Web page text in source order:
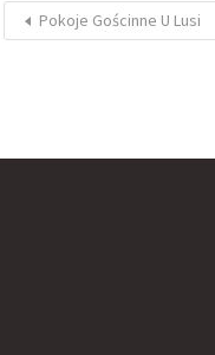
Pokoje Gościnne U Lusi